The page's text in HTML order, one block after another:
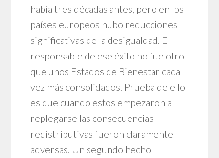
había tres décadas antes, pero en los
países europeos hubo reducciones
significativas de la desigualdad. El
responsable de ese éxito no fue otro
que unos Estados de Bienestar cada
vez más consolidados. Prueba de ello
es que cuando estos empezaron a
replegarse las consecuencias
redistributivas fueron claramente
adversas. Un segundo hecho